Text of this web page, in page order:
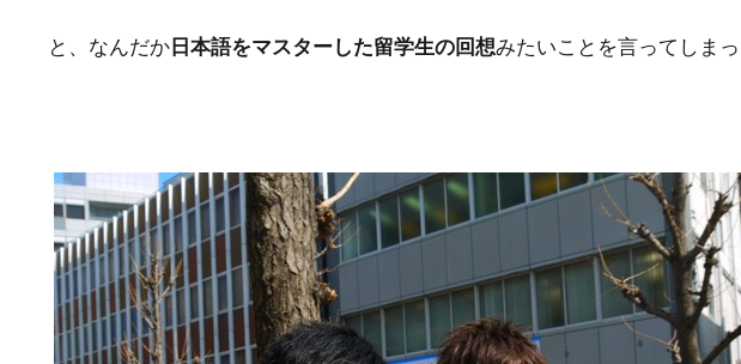
と、なんだか 日本語をマスターした留学生の回想みたいことを言ってしまっ